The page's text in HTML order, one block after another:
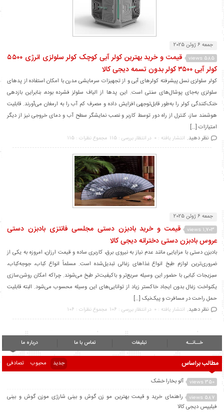
جمعه 6 ژوئن 2025
585 views
قیمت و خرید بهترین کولر آبی کوچک کولر سلولزی انرژی ۵۵۰۰
کولر آبی ۳۵۰۰ کولر بدون تسمه دیجی کالا
کولر سلولزی نسل پیشرفته کولرهای آبی و از تجهیزات سرمایشی مدرن با امکان استفاده از پدهای
سلولزی به‌جای پوشال‌های سنتی است. این پدها از الیاف سلولز فشرده بوده، بنابراین بازدهی
خنک‌کنندگی کولر را به‌طور قابل‌توجهی افزایش داده و مصرف کم آب را به ارمغان می‌آورند. قابلیت
هوشمند ساز، کنترل از راه دور توسط کاربر و نصب نمایشگر سطح آب و دمای خروجی نیز از دیگر
امتیازات […]
نظر دهید. انتشار یافته : 0 در انتظار بررسی : 115 مجموع نظرات : 115
جمعه 6 ژوئن 2025
1,703 views
قیمت و خرید بادبزن دستی مجلسی فانتزی بادبزن دستی
عروس بادبزن دستی دخترانه دیجی کالا
بادبزن دستی با مزایایی مانند عدم نیاز به نیروی برق، کاربری ساده و قیمت ارزان، امروزه به یکی از
ضروری‌ترین لوازم طبخ انواع غذاهای زغالی تبدیل‌شده است. مسلماً انواع کباب، جوجه‌کباب،
سبزیجات کبابی با حضور این وسیله سریع‌تر و باکیفیت‌تر طبخ می‌شوند. چراکه امکان روشن‌سازی
یکنواخت زغال بدون ایجاد خاکستر زیاد از توانایی‌های این وسیله محسوب می‌شود. البته قابلیت
حمل راحت در مسافرت و پیک‌نیک […]
نظر دهید. انتشار یافته : 0 در انتظار بررسی : 106 مجموع نظرات : 106
خــانــه تبلیغات تماس با ما درباره ما
مطالب براساس جدید محبوب تصادفی
350 views آلو بخارا خشک
587 views
راهنمای خرید و قیمت بهترین مو زن گوش و بینی شارژی موزن گوش و بینی
فیلیپس دیجی کالا